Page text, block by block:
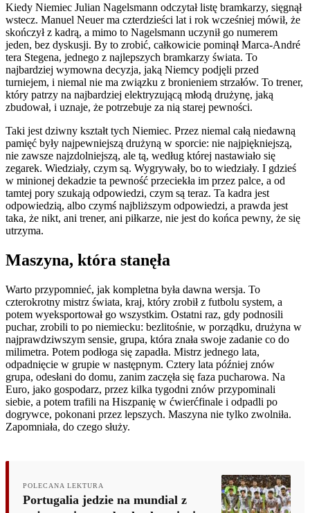
Kiedy Niemiec Julian Nagelsmann odczytał listę bramkarzy, sięgnął
wstecz. Manuel Neuer ma czterdzieści lat i rok wcześniej mówił, że
skończył z kadrą, a mimo to Nagelsmann uczynił go numerem
jeden, bez dyskusji. By to zrobić, całkowicie pominął Marca-André
tera Stegena, jednego z najlepszych bramkarzy świata. To
najbardziej wymowna decyzja, jaką Niemcy podjęli przed
turniejem, i niemal nie ma związku z bronieniem strzałów. To trener,
który patrzy na najbardziej elektryzującą młodą drużynę, jaką
zbudował, i uznaje, że potrzebuje za nią starej pewności.
Taki jest dziwny kształt tych Niemiec. Przez niemal całą niedawną
pamięć były najpewniejszą drużyną w sporcie: nie najpiękniejszą,
nie zawsze najzdolniejszą, ale tą, według której nastawiało się
zegarek. Wiedziały, czym są. Wygrywały, bo to wiedziały. I gdzieś
w minionej dekadzie ta pewność przeciekła im przez palce, a od
tamtej pory szukają odpowiedzi, czym są teraz. Ta kadra jest
odpowiedzią, albo czymś najbliższym odpowiedzi, a prawda jest
taka, że nikt, ani trener, ani piłkarze, nie jest do końca pewny, że się
utrzyma.
Maszyna, która stanęła
Warto przypomnieć, jak kompletna była dawna wersja. To
czterokrotny mistrz świata, kraj, który zrobił z futbolu system, a
potem wyeksportował go wszystkim. Ostatni raz, gdy podnosili
puchar, zrobili to po niemiecku: bezlitośnie, w porządku, drużyna w
najprawdziwszym sensie, grupa, która znała swoje zadanie co do
milimetra. Potem podłoga się zapadła. Mistrz jednego lata,
odpadnięcie w grupie w następnym. Cztery lata później znów
grupa, odesłani do domu, zanim zaczęła się faza pucharowa. Na
Euro, jako gospodarz, przez kilka tygodni znów przypominali
siebie, a potem trafili na Hiszpanię w ćwierćfinale i odpadli po
dogrywce, pokonani przez lepszych. Maszyna nie tylko zwolniła.
Zapomniała, do czego służy.
POLECANA LEKTURA
Portugalia jedzie na mundial z